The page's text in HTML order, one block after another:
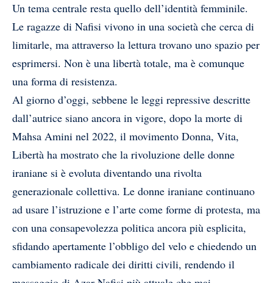
Un tema centrale resta quello dell’identità femminile.
Le ragazze di Nafisi vivono in una società che cerca di
limitarle, ma attraverso la lettura trovano uno spazio per
esprimersi. Non è una libertà totale, ma è comunque
una forma di resistenza.
Al giorno d’oggi, sebbene le leggi repressive descritte
dall’autrice siano ancora in vigore, dopo la morte di
Mahsa Amini nel 2022, il movimento Donna, Vita,
Libertà ha mostrato che la rivoluzione delle donne
iraniane si è evoluta diventando una rivolta
generazionale collettiva. Le donne iraniane continuano
ad usare l’istruzione e l’arte come forme di protesta, ma
con una consapevolezza politica ancora più esplicita,
sfidando apertamente l’obbligo del velo e chiedendo un
cambiamento radicale dei diritti civili, rendendo il